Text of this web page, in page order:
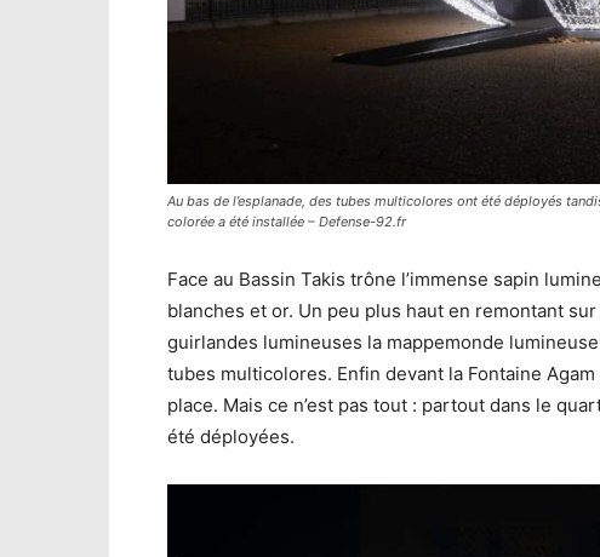
Au bas de l’esplanade, des tubes multicolores ont été déployés
colorée a été installée – Defense-92.fr
Face au Bassin Takis trône l’immense sapin
blanches et or. Un peu plus haut en remontant
guirlandes lumineuses la mappemonde
tubes multicolores. Enfin devant la Fontaine
place. Mais ce n’est pas tout : partout dans le
été déployées.